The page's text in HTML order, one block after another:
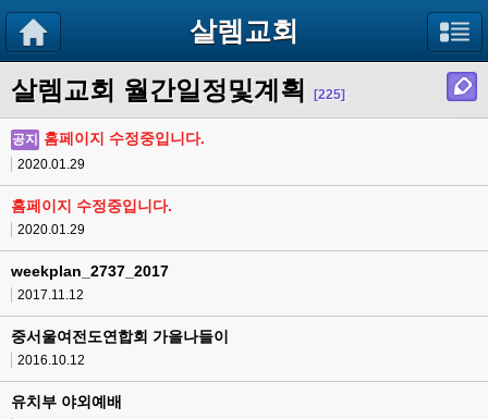
살렘교회
살렘교회 월간일정및계획 [225]
공지 홈페이지 수정중입니다.
2020.01.29
홈페이지 수정중입니다.
2020.01.29
weekplan_2737_2017
2017.11.12
중서울여전도연합회 가을나들이
2016.10.12
유치부 야외예배